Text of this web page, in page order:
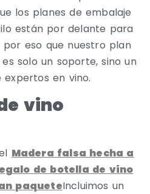
los planes de embalaje
están por delante para
por eso que nuestro plan
solo un soporte, sino un
en vino.
vino
Madera falsa hecha a
de botella de vino
paqueteIncluimos un